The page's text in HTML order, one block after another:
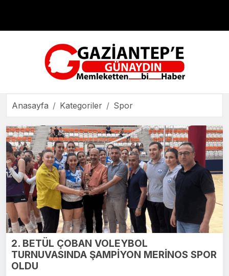
Teknoloji
Anasayfa Kategoriler Spor
2. BETÜL ÇOBAN VOLEYBOL
TURNUVASINDA ŞAMPİYON MERİNOS SPOR
OLDU